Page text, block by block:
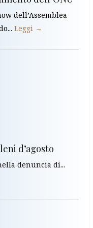
dell’Assemblea
Leggi →
d’agosto
denuncia di...